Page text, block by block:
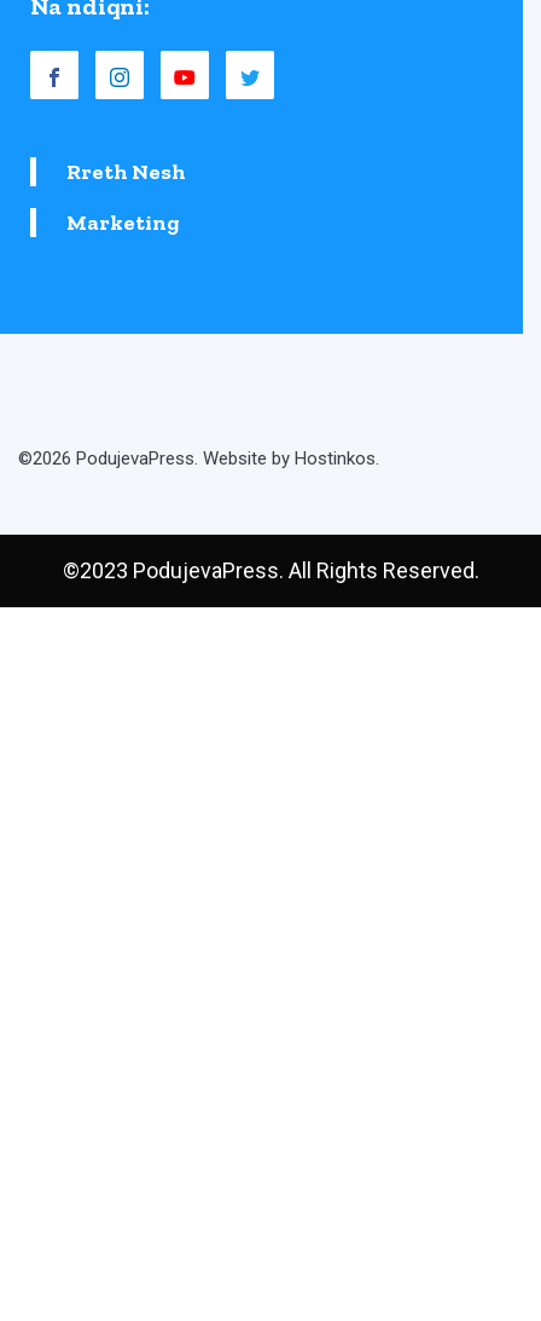
Na ndiqni:
Rreth Nesh
Marketing
©2026 PodujevaPress. Website by Hostinkos.
©2023 PodujevaPress. All Rights Reserved.